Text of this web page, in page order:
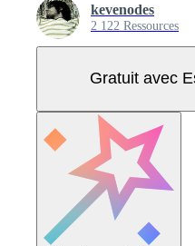
kevenodes
2 122 Ressources
Gratuit avec